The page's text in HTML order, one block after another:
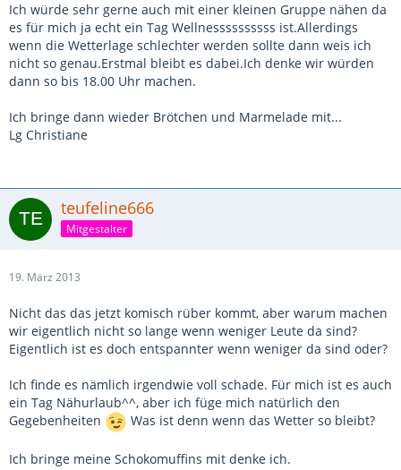
Ich würde sehr gerne auch mit einer kleinen Gruppe nähen da
es für mich ja echt ein Tag Wellnessssssssss ist.Allerdings
wenn die Wetterlage schlechter werden sollte dann weis ich
nicht so genau.Erstmal bleibt es dabei.Ich denke wir würden
dann so bis 18.00 Uhr machen.
Ich bringe dann wieder Brötchen und Marmelade mit...
Lg Christiane
teufeline666
Mitgestalter
19. März 2013
Nicht das das jetzt komisch rüber kommt, aber warum machen
wir eigentlich nicht so lange wenn weniger Leute da sind?
Eigentlich ist es doch entspannter wenn weniger da sind oder?
Ich finde es nämlich irgendwie voll schade. Für mich ist es auch
ein Tag Nähurlaub^^, aber ich füge mich natürlich den
Gegebenheiten
Was ist denn wenn das Wetter so bleibt?
Ich bringe meine Schokomuffins mit denke ich.